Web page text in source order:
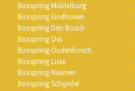
Boxspring Middelburg
Boxspring Eindhoven
Boxspring Den Bosch
Boxspring Oss
Boxspring Oudenbosch
Boxspring Lisse
Boxspring Nuenen
Boxspring Schijndel